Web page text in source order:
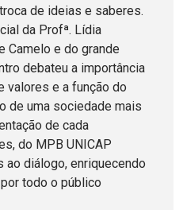
de ideias e saberes.
da Profª. Lídia
Camelo e do grande
debateu a importância
valores e a função do
de uma sociedade mais
de cada
do MPB UNICAP
diálogo, enriquecendo
todo o público